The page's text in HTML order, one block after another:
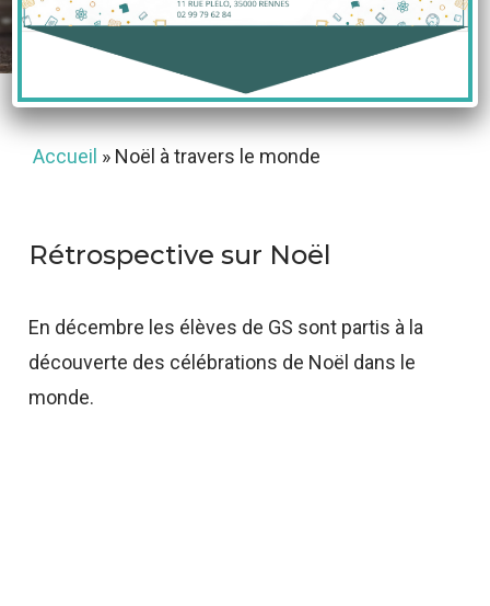
Accueil » Noël à travers le monde
Rétrospective sur Noël
En décembre les élèves de GS sont partis à la
découverte des célébrations de Noël dans le
monde.